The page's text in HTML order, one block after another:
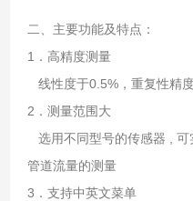
二、主要功能及特点：
1．高精度测量
线性度于0.5%，重复性精
2．测量范围大
选用不同型号的传感器 ,
管道流量的测量
3．支持中英文菜单